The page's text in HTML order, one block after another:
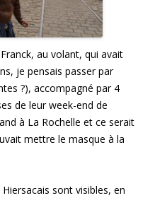
au volant, qui avait
je pensais passer par
?), accompagné par 4
de leur week-end de
à La Rochelle et ce serait
mettre le masque à la
sont visibles, en